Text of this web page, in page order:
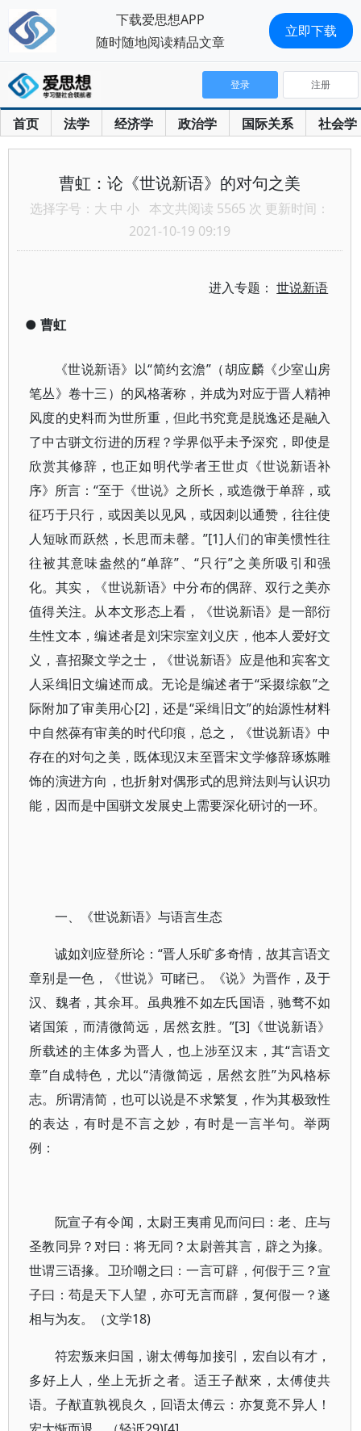
首页 法学 经济学 政治学 国际关系 社会学
登录 注册
曹虹：论《世说新语》的对句之美
选择字号： 大 中 小 本文共阅读 5565 次 更新时间：
2021-10-19 09:19
进入专题：世说新语
● 曹虹
《世说新语》以“简约玄澹”（胡应麟《少室山房
笔丛》卷十三）的风格著称，并成为对应于晋人精神
风度的史料而为世所重，但此书究竟是脱逸还是融入
了中古骈文衍进的历程？学界似乎未予深究，即使是
欣赏其修辞，也正如明代学者王世贞《世说新语补
序》所言：“至于《世说》之所长，或造微于单辞，或
征巧于只行，或因美以见风，或因刺以通赞，往往使
人短咏而跃然，长思而未罄。”[1]人们的审美惯性往
往被其意味盎然的“单辞”、“只行”之美所吸引和强
化。其实，《世说新语》中分布的偶辞、双行之美亦
值得关注。从本文形态上看，《世说新语》是一部衍
生性文本，编述者是刘宋宗室刘义庆，他本人爱好文
义，喜招聚文学之士，《世说新语》应是他和宾客文
人采缉旧文编述而成。无论是编述者于“采掇综叙”之
际附加了审美用心[2]，还是“采缉旧文”的始源性材料
中自然葆有审美的时代印痕，总之，《世说新语》中
存在的对句之美，既体现汉末至晋宋文学修辞琢炼雕
饰的演进方向，也折射对偶形式的思辩法则与认识功
能，因而是中国骈文发展史上需要深化研讨的一环。
一、《世说新语》与语言生态
诚如刘应登所论：“晋人乐旷多奇情，故其言语文
章别是一色，《世说》可睹已。《说》为晋作，及于
汉、魏者，其余耳。虽典雅不如左氏国语，驰骛不如
诸国策，而清微简远，居然玄胜。”[3]《世说新语》
所载述的主体多为晋人，也上涉至汉末，其“言语文
章”自成特色，尤以“清微简远，居然玄胜”为风格标
志。所谓清简，也可以说是不求繁复，作为其极致性
的表达，有时是不言之妙，有时是一言半句。举两
例：
阮宣子有令闻，太尉王夷甫见而问曰：老、庄与
圣教同异？对曰：将无同？太尉善其言，辟之为掾。
世谓三语掾。卫玠嘲之曰：一言可辟，何假于三？宣
子曰：苟是天下人望，亦可无言而辟，复何假一？遂
相与为友。（文学18)
符宏叛来归国，谢太傅每加接引，宏自以有才，
多好上人，坐上无折之者。适王子猷來，太傅使共
语。子猷直孰视良久，回语太傅云：亦复竟不异人！
下载爱思想APP
随时随地阅读精品文章
立即下载